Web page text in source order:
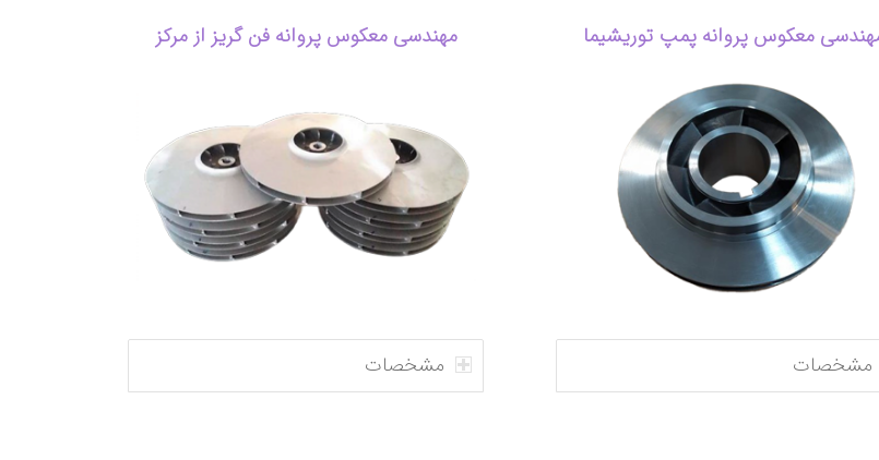
معکوس پروانه پمپ توریشیما
مشخصات
مهندسی معکوس پروانه فن گریز از مرکز
مشخصات